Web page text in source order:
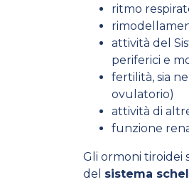
ritmo
attività del
periferici e
fertilità, sia
ovulatorio)
attività di
funzione
Gli ormoni
del sistema